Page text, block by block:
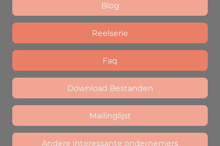
Blog
Reelserie
Faq
Download Bestanden
Mailinglijst
Andere interessante ondernemers